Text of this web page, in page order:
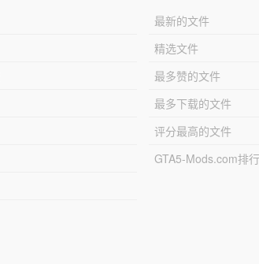
最新的文件
精选文件
最多赞的文件
最多下载的文件
评分最高的文件
GTA5-Mods.com排